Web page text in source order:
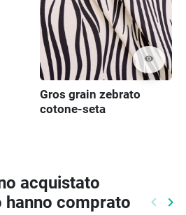
visibility
Gros grain zebrato
cotone-seta
acquistato
comprato
keyboard_arrow_left keyboard_arrow_right